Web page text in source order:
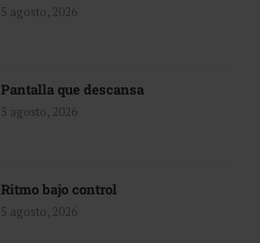
5 agosto, 2026
Pantalla que descansa
5 agosto, 2026
Ritmo bajo control
5 agosto, 2026